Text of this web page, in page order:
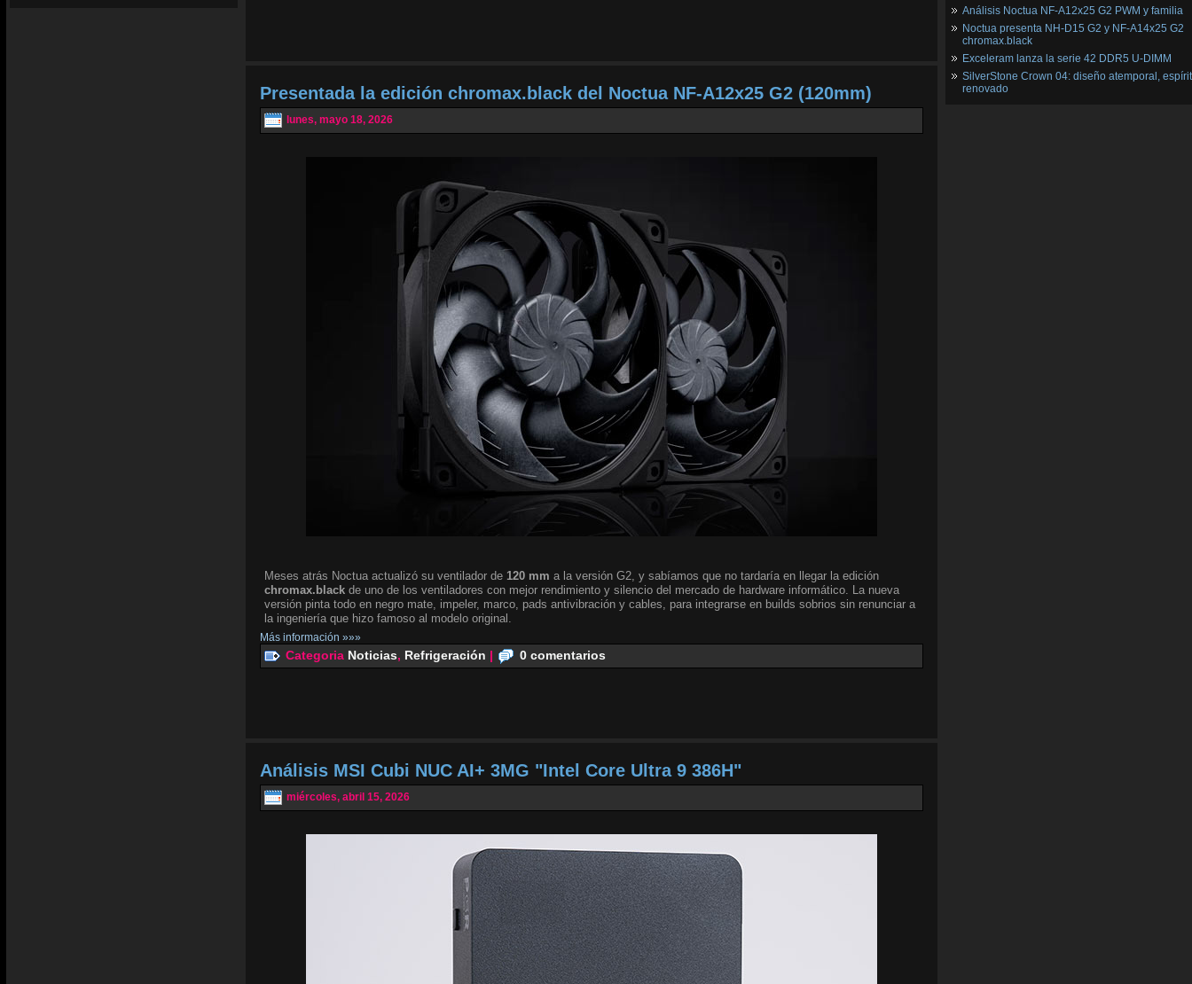
Presentada la edición chromax.black del Noctua NF‑A12x25 G2 (120mm)
lunes, mayo 18, 2026
Meses atrás Noctua actualizó su ventilador de 120 mm a la versión G2, y sabíamos que no tardaría en llegar la edición
chromax.black de uno de los ventiladores con mejor rendimiento y silencio del mercado de hardware informático. La nueva
versión pinta todo en negro mate, impeler, marco, pads antivibración y cables, para integrarse en builds sobrios sin renunciar a
la ingeniería que hizo famoso al modelo original.
Más información »»»
Categoria Noticias, Refrigeración | 0 comentarios
Análisis MSI Cubi NUC AI+ 3MG "Intel Core Ultra 9 386H"
miércoles, abril 15, 2026
Análisis Noctua NF-A12x25 G2 PWM y familia
Noctua presenta NH-D15 G2 y NF-A14x25 G2
chromax.black
Exceleram lanza la serie 42 DDR5 U-DIMM
SilverStone Crown 04: diseño atemporal,
renovado